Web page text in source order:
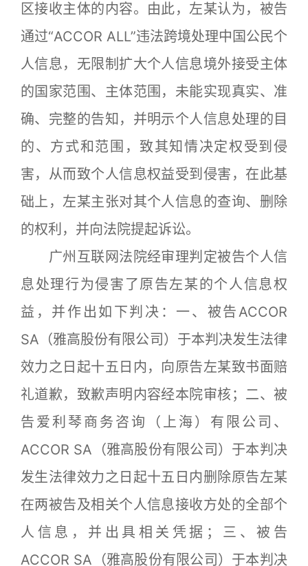
区接收主体的内容。由此，左某认为，被告
通过“ACCOR ALL”违法跨境处理中国公民个
人信息，无限制扩大个人信息境外接受主体
的国家范围、主体范围，未能实现真实、准
确、完整的告知，并明示个人信息处理的目
的、方式和范围，致其知情决定权受到侵
害，从而致个人信息权益受到侵害，在此基
础上，左某主张对其个人信息的查询、删除
的权利，并向法院提起诉讼。
广州互联网法院经审理判定被告个人信
息处理行为侵害了原告左某的个人信息权
益，并作出如下判决：一、被告ACCOR
SA（雅高股份有限公司）于本判决发生法律
效力之日起十五日内，向原告左某致书面赔
礼道歉，致歉声明内容经本院审核；二、被
告爱利琴商务咨询（上海）有限公司、
ACCOR SA（雅高股份有限公司）于本判决
发生法律效力之日起十五日内删除原告左某
在两被告及相关个人信息接收方处的全部个
人信息，并出具相关凭据；三、被告
ACCOR SA（雅高股份有限公司）于本判决